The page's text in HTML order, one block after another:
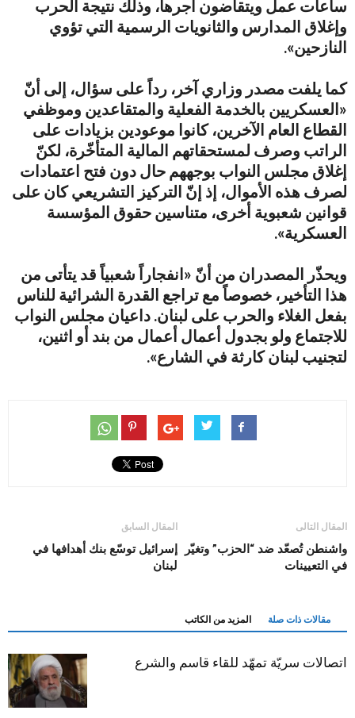
ساعات عمل ويتقاضون أجرها، وذلك نتيجة الحرب
وإغلاق المدارس والثانويات الرسمية التي تؤوي
النازحين».
كما يلفت مصدر وزاري آخر، رداً على سؤال، إلى أنّ
«العسكريين بالخدمة الفعلية والمتقاعدين وموظفي
القطاع العام الآخرين، كانوا موعودين بزيادات على
الراتب وصرف لمستحقاتهم المالية المتأخّرة، لكنّ
إغلاق مجلس النواب بوجههم حال دون فتح اعتمادات
لصرف هذه الأموال، إذ إنّ التركيز التشريعي كان على
قوانين شعبوية أخرى، متناسين حقوق المؤسسة
العسكرية».
ويحذّر المصدران من أنّ «انفجاراً شعبياً قد يتأتى من
هذا التأخير، خصوصاً مع تراجع القدرة الشرائية للناس
بفعل الغلاء والحرب على لبنان. داعيان مجلس النواب
للاجتماع ولو بجدول أعمال أعمال من بند أو اثنين،
لتجنيب لبنان كارثة في الشارع».
المقال السابق
إسرائيل توسّع بنك أهدافها في
لبنان
المقال التالى
واشنطن تُصعّد ضد “الحزب” وتغيّر
في التعيينات
مقالات ذات صلة المزيد من الكاتب
اتصالات سريّة تمهّد للقاء قاسم والشرع